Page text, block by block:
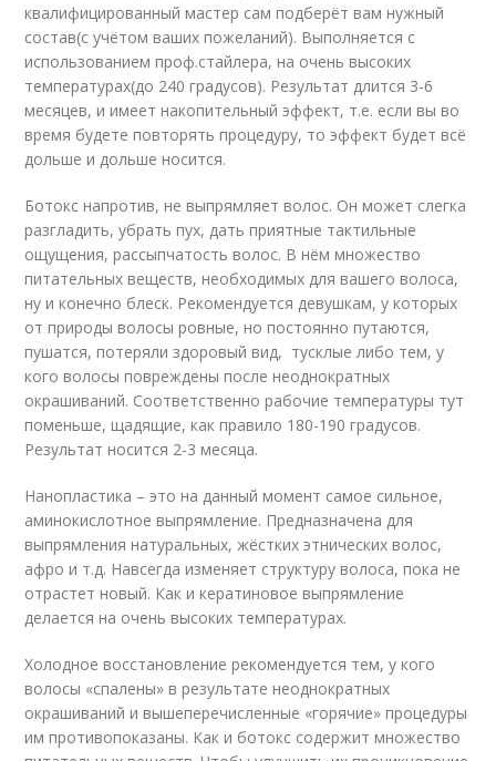
квалифицированный мастер сам подберёт вам нужный
состав(с учётом ваших пожеланий). Выполняется с
использованием проф.стайлера, на очень высоких
температурах(до 240 градусов). Результат длится 3-6
месяцев, и имеет накопительный эффект, т.е. если вы во
время будете повторять процедуру, то эффект будет всё
дольше и дольше носится.
Ботокс напротив, не выпрямляет волос. Он может слегка
разгладить, убрать пух, дать приятные тактильные
ощущения, рассыпчатость волос. В нём множество
питательных веществ, необходимых для вашего волоса,
ну и конечно блеск. Рекомендуется девушкам, у которых
от природы волосы ровные, но постоянно путаются,
пушатся, потеряли здоровый вид, тусклые либо тем, у
кого волосы повреждены после неоднократных
окрашиваний. Соответственно рабочие температуры тут
поменьше, щадящие, как правило 180-190 градусов.
Результат носится 2-3 месяца.
Нанопластика – это на данный момент самое сильное,
аминокислотное выпрямление. Предназначена для
выпрямления натуральных, жёстких этнических волос,
афро и т.д. Навсегда изменяет структуру волоса, пока не
отрастет новый. Как и кератиновое выпрямление
делается на очень высоких температурах.
Холодное восстановление рекомендуется тем, у кого
волосы «спалены» в результате неоднократных
окрашиваний и вышеперечисленные «горячие» процедуры
им противопоказаны. Как и ботокс содержит множество